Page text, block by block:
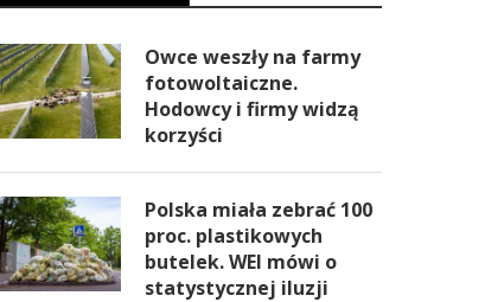
Owce weszły na farmy
fotowoltaiczne.
Hodowcy i firmy widzą
korzyści
Polska miała zebrać 100
proc. plastikowych
butelek. WEI mówi o
statystycznej iluzji